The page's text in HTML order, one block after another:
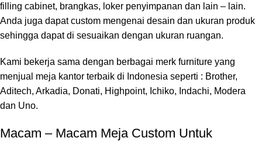
filling cabinet, brangkas, loker penyimpanan dan lain – lain.
Anda juga dapat custom mengenai desain dan ukuran produk
sehingga dapat di sesuaikan dengan ukuran ruangan.
Kami bekerja sama dengan berbagai merk furniture yang
menjual meja kantor terbaik di Indonesia seperti : Brother,
Aditech, Arkadia, Donati, Highpoint, Ichiko, Indachi, Modera
dan Uno.
Macam – Macam Meja Custom Untuk